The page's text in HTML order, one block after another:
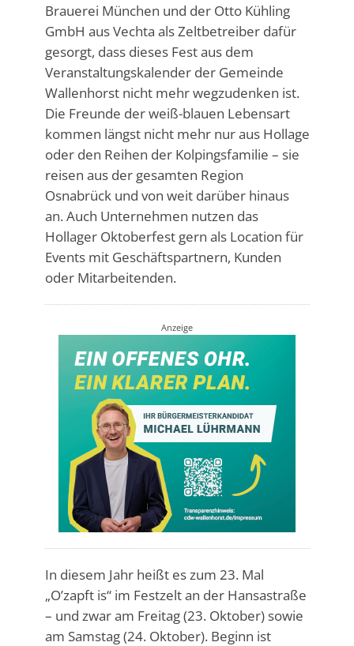
Brauerei München und der Otto Kühling
GmbH aus Vechta als Zeltbetreiber dafür
gesorgt, dass dieses Fest aus dem
Veranstaltungskalender der Gemeinde
Wallenhorst nicht mehr wegzudenken ist.
Die Freunde der weiß-blauen Lebensart
kommen längst nicht mehr nur aus Hollage
oder den Reihen der Kolpingsfamilie – sie
reisen aus der gesamten Region
Osnabrück und von weit darüber hinaus
an. Auch Unternehmen nutzen das
Hollager Oktoberfest gern als Location für
Events mit Geschäftspartnern, Kunden
oder Mitarbeitenden.
Anzeige
In diesem Jahr heißt es zum 23. Mal
„O’zapft is“ im Festzelt an der Hansastraße
– und zwar am Freitag (23. Oktober) sowie
am Samstag (24. Oktober). Beginn ist